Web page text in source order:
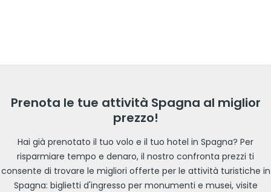
Prenota le tue attività Spagna al miglior
prezzo!
Hai già prenotato il tuo volo e il tuo hotel in Spagna? Per
risparmiare tempo e denaro, il nostro confronta prezzi ti
consente di trovare le migliori offerte per le attività turistiche in
Spagna: biglietti d'ingresso per monumenti e musei, visite